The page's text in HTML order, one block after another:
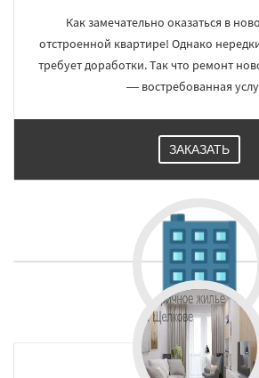
Как замечательно оказаться в
отстроенной квартире! Однако
требует доработки. Так что ремонт
— востребованная
ЗАКАЗАТЬ